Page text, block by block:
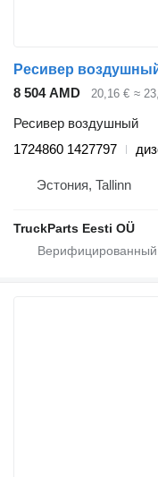
8 504 AMD 20,16 € ≈
Ресивер воздушный
1724860 1427797
Эстония, Tallinn
TruckParts Eesti OÜ